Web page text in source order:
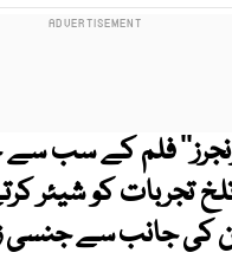
فلم کے سب
کی جانب سے جنسی